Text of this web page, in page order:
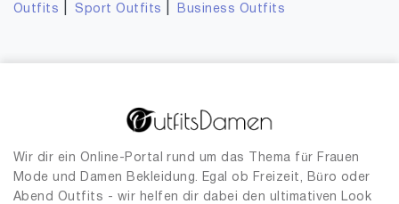
Outfits
Sport Outfits Business Outfits
Wir dir ein Online-Portal rund um das Thema für Frauen
Mode und Damen Bekleidung. Egal ob Freizeit, Büro oder
Abend Outfits - wir helfen dir dabei den ultimativen Look